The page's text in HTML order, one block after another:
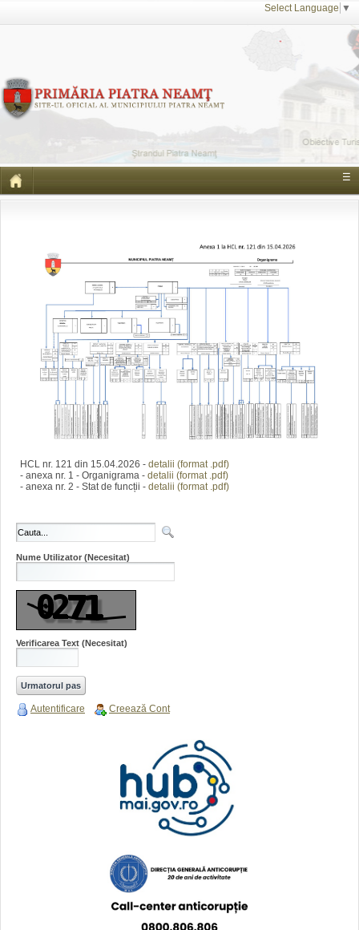
Select Language ▼
☰
HCL nr. 121 din 15.04.2026 - detalii (format .pdf)
- anexa nr. 1 - Organigrama - detalii (format .pdf)
- anexa nr. 2 - Stat de funcții - detalii (format .pdf)
Nume Utilizator (Necesitat)
Verificarea Text (Necesitat)
Autentificare Creează Cont